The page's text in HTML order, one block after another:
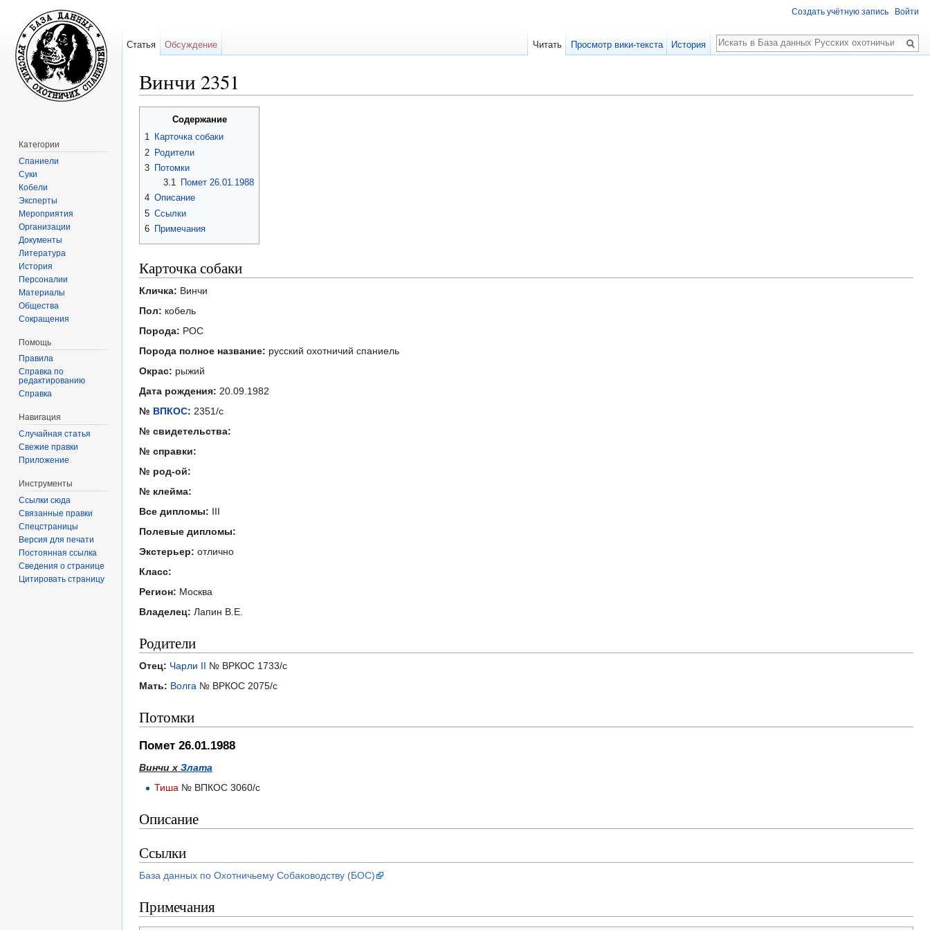
Винчи 2351
Содержание
1 Карточка собаки
2 Родители
3 Потомки
3.1
Помет 26.01.1988
4 Описание
5 Ссылки
6 Примечания
Карточка собаки
Кличка: Винчи
Пол: кобель
Порода: РОС
Порода полное название: русский охотничий спаниель
Окрас: рыжий
Дата рождения: 20.09.1982
№ ВПКОС: 2351/с
№ свидетельства:
№ справки:
№ род-ой:
№ клейма:
Все дипломы: III
Полевые дипломы:
Экстерьер: отлично
Класс:
Регион: Москва
Владелец: Лапин В.Е.
Родители
Отец: Чарли II № ВРКОС 1733/с
Мать: Волга № ВРКОС 2075/с
Потомки
Помет 26.01.1988
Винчи х Злата
Тиша № ВПКОС 3060/с
Описание
Ссылки
База данных по Охотничьему Собаководству (БОС)
Примечания
Создать учётную запись Войти
Статья Обсуждение Читать Просмотр вики-текста История
Поиск
Категории
Спаниели
Суки
Кобели
Эксперты
Мероприятия
Организации
Документы
Литература
История
Персоналии
Материалы
Общества
Сокращения
Помощь
Правила
Справка по
редактированию
Справка
Навигация
Случайная статья
Свежие правки
Приложение
Инструменты
Ссылки сюда
Связанные правки
Спецстраницы
Версия для печати
Постоянная ссылка
Сведения о странице
Цитировать страницу